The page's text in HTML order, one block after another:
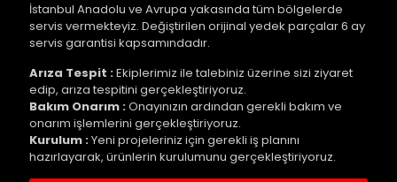
İstanbul Anadolu ve Avrupa yakasında tüm bölgelerde
servis vermekteyiz. Değiştirilen orijinal yedek parçalar 6 ay
servis garantisi kapsamındadır.
Arıza Tespit :Ekiplerimiz ile talebiniz üzerine sizi ziyaret
edip, arıza tespitini gerçekleştiriyoruz.
Bakım Onarım :Onayınızın ardından gerekli bakım ve
onarım işlemlerini gerçekleştiriyoruz.
Kurulum :Yeni projeleriniz için gerekli iş planını
hazırlayarak, ürünlerin kurulumunu gerçekleştiriyoruz.